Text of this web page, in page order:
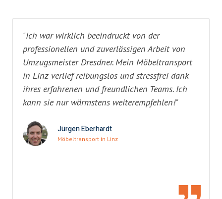
"Ich war wirklich beeindruckt von der
professionellen und zuverlässigen Arbeit von
Umzugsmeister Dresdner. Mein Möbeltransport
in Linz verlief reibungslos und stressfrei dank
ihres erfahrenen und freundlichen Teams. Ich
kann sie nur wärmstens weiterempfehlen!"
Jürgen Eberhardt
Möbeltransport in Linz